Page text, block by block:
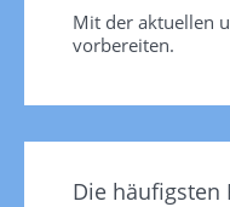
Mit der aktuellen
vorbereiten.
Die häufigsten